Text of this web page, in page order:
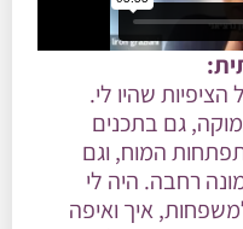
שהיו לי.
גם בתכנים
המוח, וגם
רחבה. היה לי
איך ואיפה